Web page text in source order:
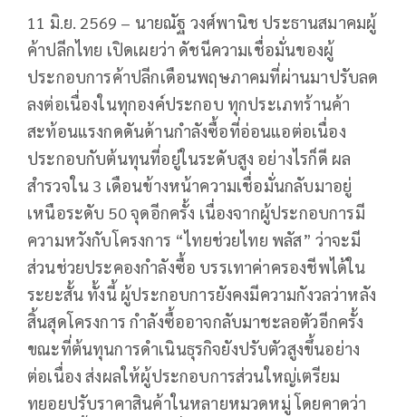
11 มิ.ย. 2569 – นายณัฐ วงศ์พานิช ประธานสมาคมผู้
ค้าปลีกไทย เปิดเผยว่า ดัชนีความเชื่อมั่นของผู้
ประกอบการค้าปลีกเดือนพฤษภาคมที่ผ่านมาปรับลด
ลงต่อเนื่องในทุกองค์ประกอบ ทุกประเภทร้านค้า
สะท้อนแรงกดดันด้านกำลังซื้อที่อ่อนแอต่อเนื่อง
ประกอบกับต้นทุนที่อยู่ในระดับสูง อย่างไรก็ดี ผล
สำรวจใน 3 เดือนข้างหน้าความเชื่อมั่นกลับมาอยู่
เหนือระดับ 50 จุดอีกครั้ง เนื่องจากผู้ประกอบการมี
ความหวังกับโครงการ “ไทยช่วยไทย พลัส” ว่าจะมี
ส่วนช่วยประคองกำลังซื้อ บรรเทาค่าครองชีพได้ใน
ระยะสั้น ทั้งนี้ ผู้ประกอบการยังคงมีความกังวลว่าหลัง
สิ้นสุดโครงการ กำลังซื้ออาจกลับมาชะลอตัวอีกครั้ง
ขณะที่ต้นทุนการดำเนินธุรกิจยังปรับตัวสูงขึ้นอย่าง
ต่อเนื่อง ส่งผลให้ผู้ประกอบการส่วนใหญ่เตรียม
ทยอยปรับราคาสินค้าในหลายหมวดหมู่ โดยคาดว่า